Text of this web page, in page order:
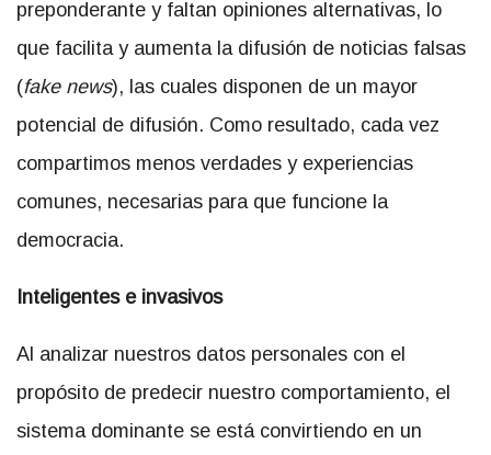
preponderante y faltan opiniones alternativas, lo
que facilita y aumenta la difusión de noticias falsas
(fake news), las cuales disponen de un mayor
potencial de difusión. Como resultado, cada vez
compartimos menos verdades y experiencias
comunes, necesarias para que funcione la
democracia.
Inteligentes e invasivos
Al analizar nuestros datos personales con el
propósito de predecir nuestro comportamiento, el
sistema dominante se está convirtiendo en un